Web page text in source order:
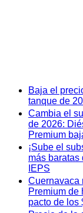
Baja el
tanque de
Cambia el
de 2026:
Premium
¡Sube el
más baratas
IEPS
Cuernavaca
Premium de
pacto de los